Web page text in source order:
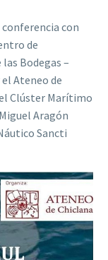
con
de
Bodegas –
Ateneo de
Clúster Marítimo
Aragón
Sancti